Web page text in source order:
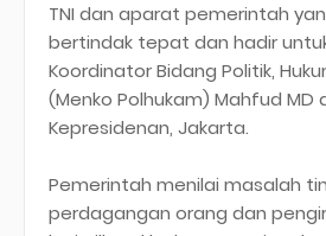
TNI dan aparat pemerintah
bertindak tepat dan hadir
Koordinator Bidang Politik,
(Menko Polhukam) Mahfud MD
Kepresidenan, Jakarta.
Pemerintah menilai masalah
perdagangan orang dan